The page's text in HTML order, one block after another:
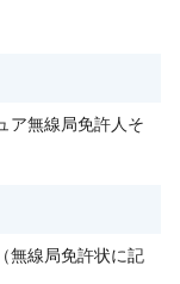
ア無線局免許人そ
無線局免許状に記